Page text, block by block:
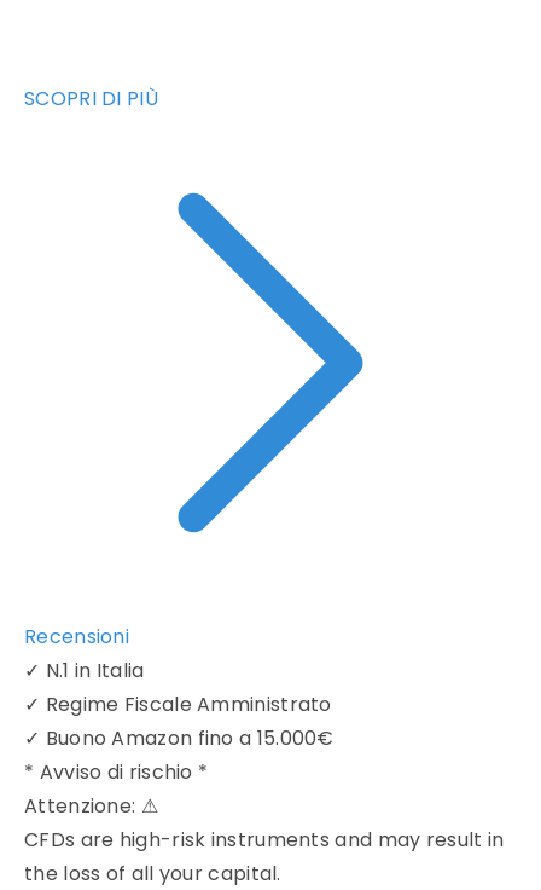
SCOPRI DI PIÙ
Recensioni
✓ N.1 in Italia
✓ Regime Fiscale Amministrato
✓ Buono Amazon fino a 15.000€
* Avviso di rischio *
Attenzione: ⚠
CFDs are high-risk instruments and may result in
the loss of all your capital.